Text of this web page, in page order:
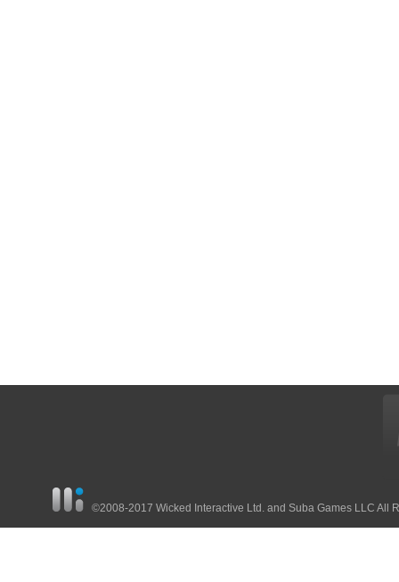
©2008-2017 Wicked Interactive Ltd. and Suba Games LLC All